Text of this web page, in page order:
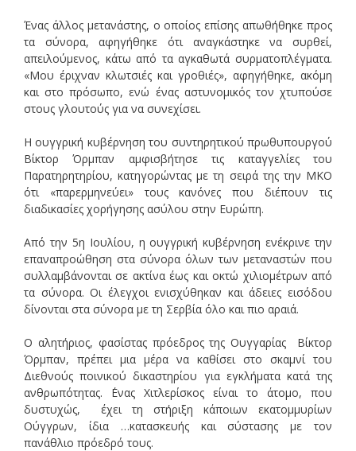
Ένας άλλος μετανάστης, ο οποίος επίσης απωθήθηκε προς
τα σύνορα, αφηγήθηκε ότι αναγκάστηκε να συρθεί,
απειλούμενος, κάτω από τα αγκαθωτά συρματοπλέγματα.
«Μου έριχναν κλωτσιές και γροθιές», αφηγήθηκε, ακόμη
και στο πρόσωπο, ενώ ένας αστυνομικός τον χτυπούσε
στους γλουτούς για να συνεχίσει.
Η ουγγρική κυβέρνηση του συντηρητικού πρωθυπουργού
Βίκτορ Όρμπαν αμφισβήτησε τις καταγγελίες του
Παρατηρητηρίου, κατηγορώντας με τη σειρά της την ΜΚΟ
ότι «παρερμηνεύει» τους κανόνες που διέπουν τις
διαδικασίες χορήγησης ασύλου στην Ευρώπη.
Από την 5η Ιουλίου, η ουγγρική κυβέρνηση ενέκρινε την
επαναπροώθηση στα σύνορα όλων των μεταναστών που
συλλαμβάνονται σε ακτίνα έως και οκτώ χιλιομέτρων από
τα σύνορα. Οι έλεγχοι ενισχύθηκαν και άδειες εισόδου
δίνονται στα σύνορα με τη Σερβία όλο και πιο αραιά.
Ο αλητήριος, φασίστας πρόεδρος της Ουγγαρίας Βίκτορ
Όρμπαν, πρέπει μια μέρα να καθίσει στο σκαμνί του
Διεθνούς ποινικού δικαστηρίου για εγκλήματα κατά της
ανθρωπότητας. ΄Ενας Χιτλερίσκος είναι το άτομο, που
δυστυχώς, έχει τη στήριξη κάποιων εκατομμυρίων
Ούγγρων, ίδια …κατασκευής και σύστασης με τον
πανάθλιο πρόεδρό τους.